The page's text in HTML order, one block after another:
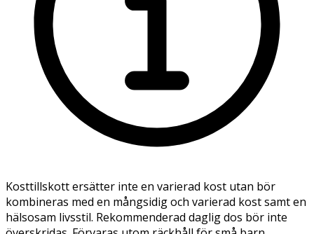
Kosttillskott ersätter inte en varierad kost utan bör
kombineras med en mångsidig och varierad kost samt en
hälsosam livsstil. Rekommenderad daglig dos bör inte